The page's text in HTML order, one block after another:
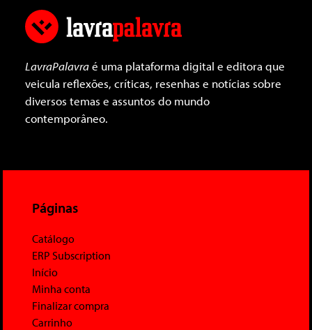
LavraPalavraé uma plataforma digital e editora que
veicula reflexões, críticas, resenhas e notícias sobre
diversos temas e assuntos do mundo
contemporâneo.
Páginas
Catálogo
ERP Subscription
Início
Minha conta
Finalizar compra
Carrinho